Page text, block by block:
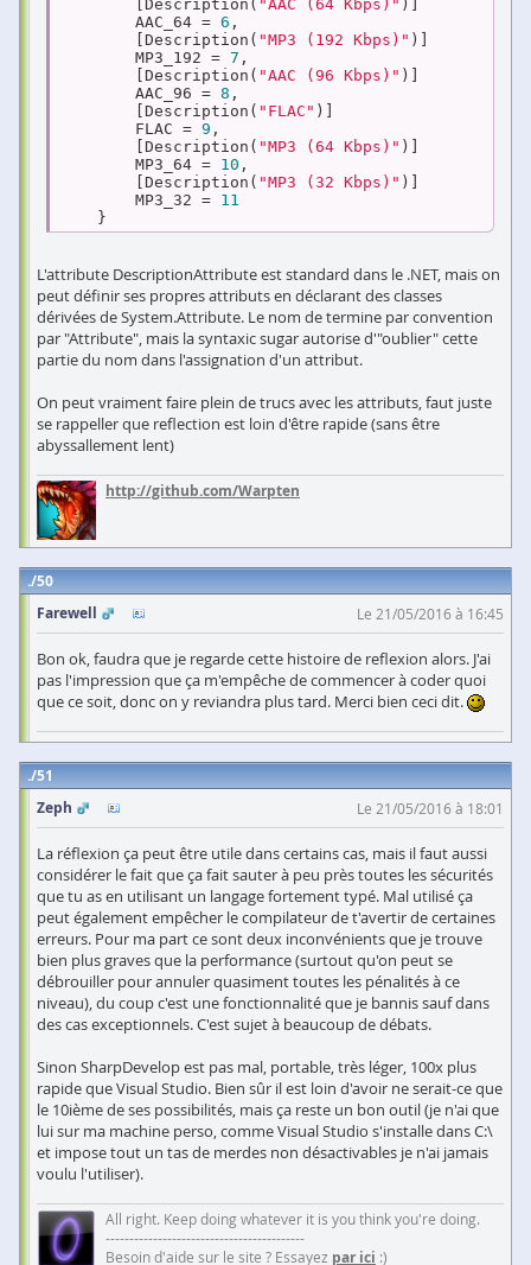
        [Description(
"AAC (64 Kbps)" )]
        AAC_64 =
6 ,
        [Description(
"MP3 (192 Kbps)" )]
        MP3_192 =
7 ,
        [Description(
"AAC (96 Kbps)" )]
        AAC_96 =
8 ,
        [Description(
"FLAC" )]
        FLAC =
9 ,
        [Description(
"MP3 (64 Kbps)" )]
        MP3_64 =
10 ,
        [Description(
"MP3 (32 Kbps)" )]
        MP3_32 =
11
    }
L'attribute DescriptionAttribute est standard dans le .NET, mais on
peut définir ses propres attributs en déclarant des classes
dérivées de System.Attribute. Le nom de termine par convention
par "Attribute", mais la syntaxic sugar autorise d'"oublier" cette
partie du nom dans l'assignation d'un attribut.
On peut vraiment faire plein de trucs avec les attributs, faut juste
se rappeller que reflection est loin d'être rapide (sans être
abyssallement lent)
http://github.com/Warpten
50
Farewell
Le 21/05/2016 à 16:45
Bon ok, faudra que je regarde cette histoire de reflexion alors. J'ai
pas l'impression que ça m'empêche de commencer à coder quoi
que ce soit, donc on y reviandra plus tard. Merci bien ceci dit.
51
Zeph
Le 21/05/2016 à 18:01
La réflexion ça peut être utile dans certains cas, mais il faut aussi
considérer le fait que ça fait sauter à peu près toutes les sécurités
que tu as en utilisant un langage fortement typé. Mal utilisé ça
peut également empêcher le compilateur de t'avertir de certaines
erreurs. Pour ma part ce sont deux inconvénients que je trouve
bien plus graves que la performance (surtout qu'on peut se
débrouiller pour annuler quasiment toutes les pénalités à ce
niveau), du coup c'est une fonctionnalité que je bannis sauf dans
des cas exceptionnels. C'est sujet à beaucoup de débats.
Sinon SharpDevelop est pas mal, portable, très léger, 100x plus
rapide que Visual Studio. Bien sûr il est loin d'avoir ne serait-ce que
le 10ième de ses possibilités, mais ça reste un bon outil (je n'ai que
lui sur ma machine perso, comme Visual Studio s'installe dans C:\
et impose tout un tas de merdes non désactivables je n'ai jamais
voulu l'utiliser).
All right. Keep doing whatever it is you think you're doing.
------------------------------------------
Besoin d'aide sur le site ? Essayez par ici :)